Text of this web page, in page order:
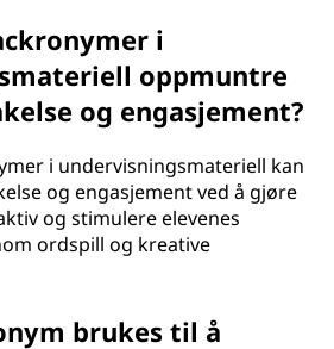
i
oppmuntre
og engasjement?
i undervisningsmateriell kan
og engasjement ved å gjøre
og stimulere elevenes
ordspill og kreative
brukes til å